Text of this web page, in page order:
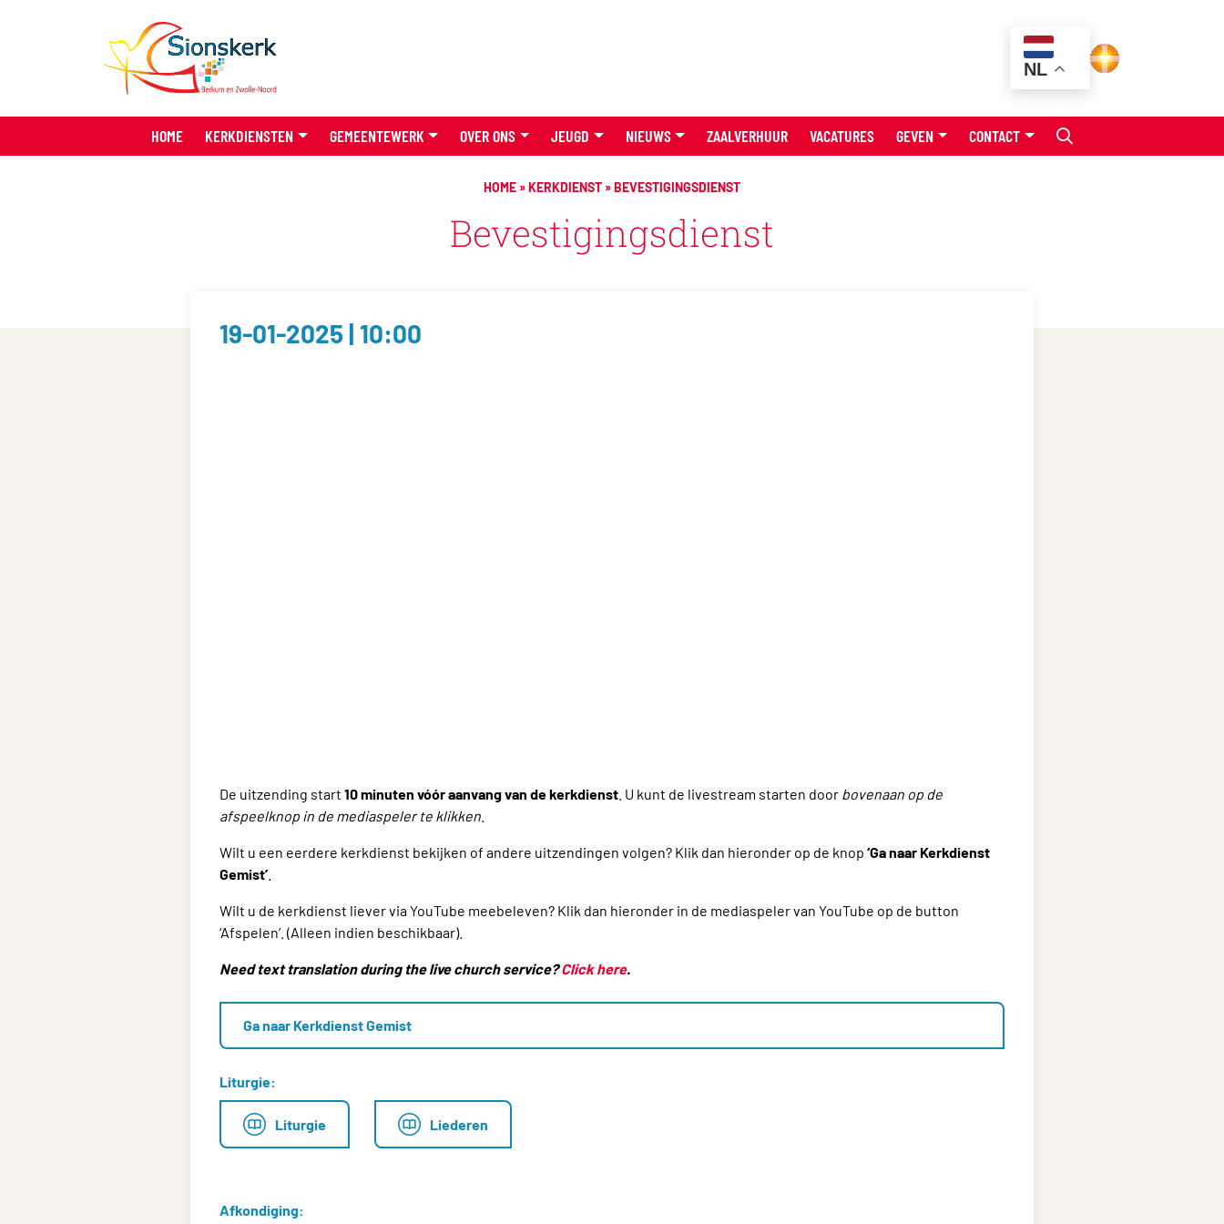
NL
HOME KERKDIENSTEN GEMEENTEWERK OVER ONS JEUGD NIEUWS ZAALVERHUUR VACATURES GEVEN CONTACT
HOME »KERKDIENST »BEVESTIGINGSDIENST
Bevestigingsdienst
19-01-2025 | 10:00
De uitzending start 10 minuten vóór aanvang van de kerkdienst . U kunt de livestream starten door bovenaan op de
afspeelknop in de mediaspeler te klikken
Wilt u een eerdere kerkdienst bekijken of andere uitzendingen volgen? Klik dan hieronder op de knop ‘Ga naar Kerkdienst
Gemist’
Wilt u de kerkdienst liever via YouTube meebeleven? Klik dan hieronder in de mediaspeler van YouTube op de button
‘Afspelen’. (Alleen indien beschikbaar).
Need text translation during the live church service?Click here.
Ga naar Kerkdienst Gemist
Liturgie:
Liturgie Liederen
Afkondiging: